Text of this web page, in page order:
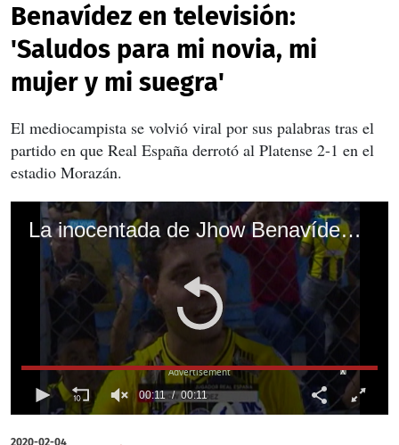
Benavídez en televisión:
'Saludos para mi novia, mi
mujer y mi suegra'
El mediocampista se volvió viral por sus palabras tras el
partido en que Real España derrotó al Platense 2-1 en el
estadio Morazán.
La inocentada de Jhow Benavídez en televisión: 'Saludos para mi novia, mi mujer y mi suegra'
of
00:11 00:11
X
2020-02-04